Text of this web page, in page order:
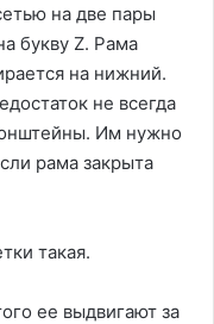
на две пары
букву Z. Рама
на нижний.
не всегда
Им нужно
рама закрыта
такая.
ее выдвигают за